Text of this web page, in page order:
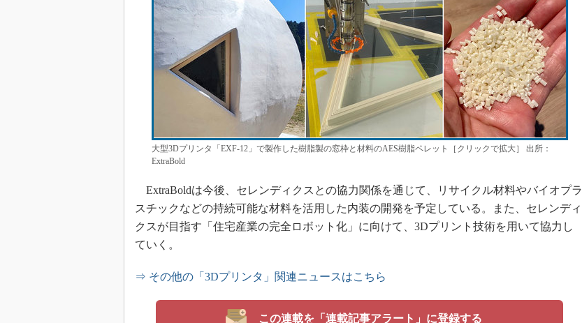
大型3Dプリンタ「EXF-12」で製作した樹脂製の窓枠と材料のAES樹脂ペレット［クリックで拡大］ 出所：
ExtraBold
ExtraBoldは今後、セレンディクスとの協力関係を通じて、リサイクル材料やバイオプラ
スチックなどの持続可能な材料を活用した内装の開発を予定している。また、セレンディ
クスが目指す「住宅産業の完全ロボット化」に向けて、3Dプリント技術を用いて協力し
ていく。
⇒ その他の「3Dプリンタ」関連ニュースはこちら
この連載を「連載記事アラート」に登録する